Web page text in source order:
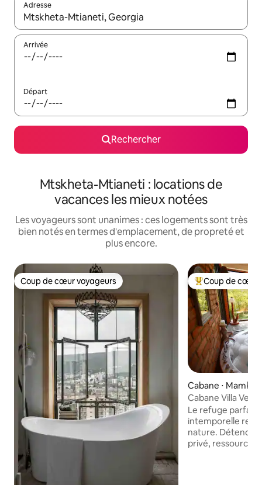
Adresse
Lorsque les résultats s'affichent, utilisez les flèches vers le
Arrivée
Départ
Rechercher
Mtskheta-Mtianeti : locations de
vacances les mieux notées
Les voyageurs sont unanimes : ces logements sont très
bien notés en termes d'emplacement, de propreté et
plus encore.
Coup de cœur voyageurs
Coup de cœur voyageurs Coups de cœur
Coup de cœur
Cabane ⋅
Cabane Villa Vejini
Le refuge parfait,
intemporelle
nature.
privé,